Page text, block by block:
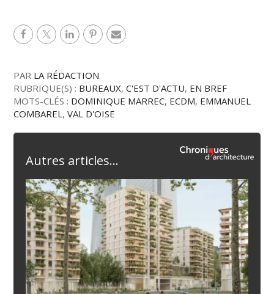
PAR LA RÉDACTION
RUBRIQUE(S) : BUREAUX,C'EST D'ACTU, EN BREF
MOTS-CLÉS : DOMINIQUE MARREC, ECDM, EMMANUEL
COMBAREL,VAL D'OISE
Autres articles...